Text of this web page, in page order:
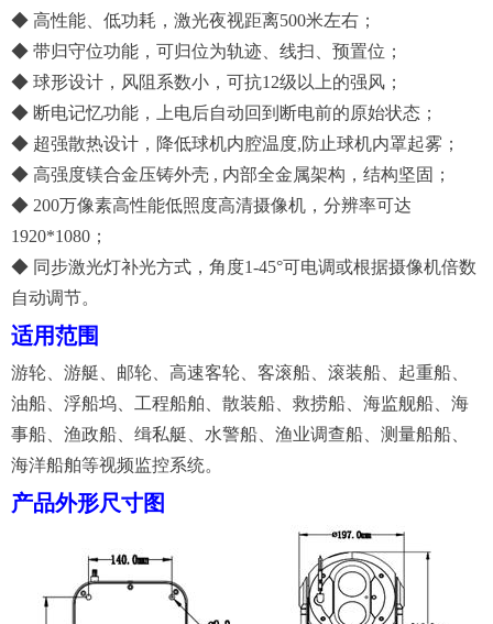
◆ 高性能、低功耗，激光夜视距离500米左右；
◆ 带归守位功能，可归位为轨迹、线扫、预置位；
◆ 球形设计，风阻系数小，可抗12级以上的强风；
◆ 断电记忆功能，上电后自动回到断电前的原始状态；
◆ 超强散热设计，降低球机内腔温度,防止球机内罩起雾；
◆ 高强度镁合金压铸外壳 , 内部全金属架构，结构坚固；
◆ 200万像素高性能低照度高清摄像机，分辨率可达
1920*1080；
◆ 同步激光灯补光方式，角度1-45°可电调或根据摄像机倍数
自动调节。
适用范围
游轮、游艇、邮轮、高速客轮、客滚船、滚装船、起重船、
油船、浮船坞、工程船舶、散装船、救捞船、海监舰船、海
事船、渔政船、缉私艇、水警船、渔业调查船、测量船船、
海洋船舶等视频监控系统。
产品外形尺寸图